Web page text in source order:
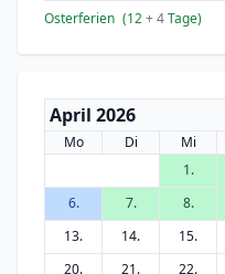
Osterferien (12+ 4Tage)
April 2026
Mo Di Mi
1.
6.
7. 8.
13.
14. 15.
20.
21. 22.